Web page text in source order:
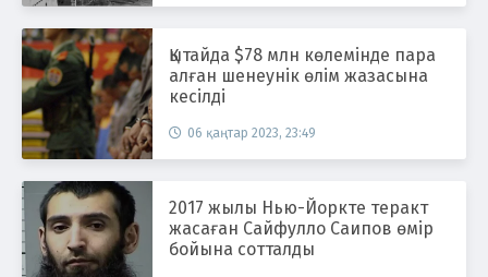
Қытайда $78 млн көлемінде пара
алған шенеунік өлім жазасына
кесілді
06 қаңтар 2023, 23:49
2017 жылы Нью-Йоркте теракт
жасаған Сайфулло Саипов өмір
бойына сотталды